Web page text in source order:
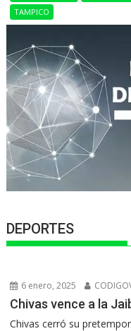
TAMPICO
DEPORTES
6 enero, 2025
Chivas vence a la
Chivas cerró su